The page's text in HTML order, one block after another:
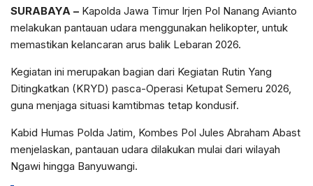
SURABAYA – Kapolda Jawa Timur Irjen Pol Nanang Avianto
melakukan pantauan udara menggunakan helikopter, untuk
memastikan kelancaran arus balik Lebaran 2026.
Kegiatan ini merupakan bagian dari Kegiatan Rutin Yang
Ditingkatkan (KRYD) pasca-Operasi Ketupat Semeru 2026,
guna menjaga situasi kamtibmas tetap kondusif.
Kabid Humas Polda Jatim, Kombes Pol Jules Abraham Abast
menjelaskan, pantauan udara dilakukan mulai dari wilayah
Ngawi hingga Banyuwangi.